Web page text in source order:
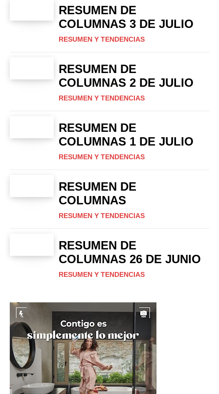
RESUMEN DE
COLUMNAS 3 DE JULIO
RESUMEN Y TENDENCIAS
RESUMEN DE
COLUMNAS 2 DE JULIO
RESUMEN Y TENDENCIAS
RESUMEN DE
COLUMNAS 1 DE JULIO
RESUMEN Y TENDENCIAS
RESUMEN DE
COLUMNAS
RESUMEN Y TENDENCIAS
RESUMEN DE
COLUMNAS 26 DE JUNIO
RESUMEN Y TENDENCIAS